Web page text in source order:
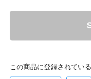
この商品に登録されてい